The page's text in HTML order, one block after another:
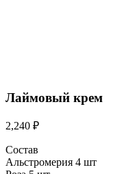
Лаймовый крем
2,240 ₽
Состав
Альстромерия 4 шт